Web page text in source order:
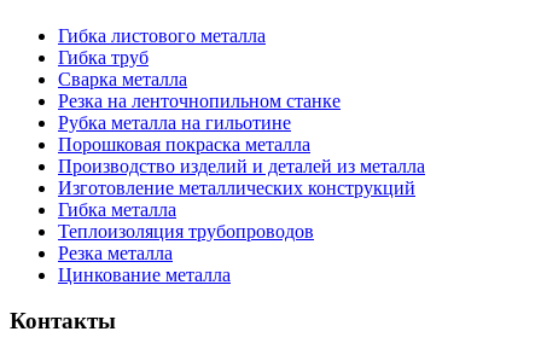
Гибка листового металла
Гибка труб
Сварка металла
Резка на ленточнопильном станке
Рубка металла на гильотине
Порошковая покраска металла
Производство изделий и деталей из металла
Изготовление металлических конструкций
Гибка металла
Теплоизоляция трубопроводов
Резка металла
Цинкование металла
Контакты